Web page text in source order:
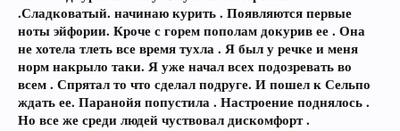
.Сладковатый. начинаю курить . Появляются первые
ноты эйфории. Кроче с горем пополам докурив ее . Она
не хотела тлеть все время тухла . Я был у речке и меня
норм накрыло таки. Я уже начал всех подозревать во
всем . Спрятал то что сделал подруге. И пошел к Сельпо
ждать ее. Паранойя попустила . Настроение поднялось .
Но все же среди людей чуствовал дискомфорт .